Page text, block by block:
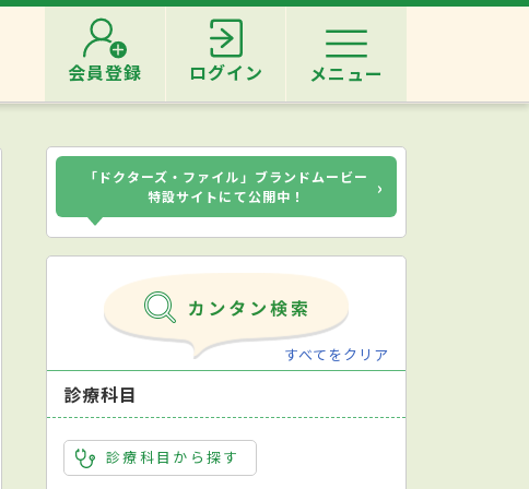
会員登録 ログイン メニュー
「ドクターズ・ファイル」ブランドムービー
特設サイトにて公開中！
›
すべてをクリア
診療科目
診療科目から探す